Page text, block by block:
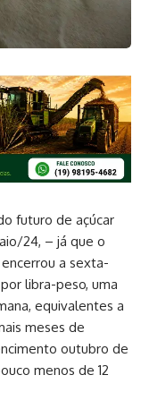
futuro de açúcar
24, – já que o
a sexta-
libra-peso, uma
equivalentes a
meses de
outubro de
menos de 12